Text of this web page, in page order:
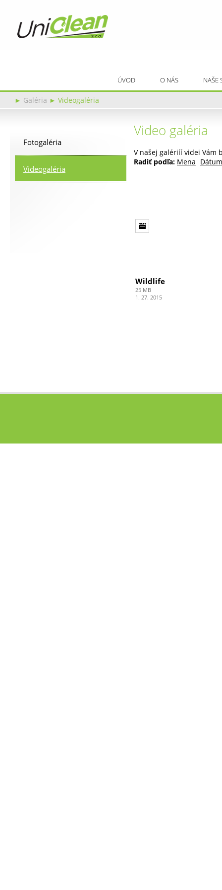
ÚVOD O NÁS NAŠE
► Galéria ► Videogaléria
Fotogaléria
Videogaléria
Video galéria
V našej galériíí videi Vám
Radiť podľa: Mena
Wildlife
25 MB
1. 27. 2015